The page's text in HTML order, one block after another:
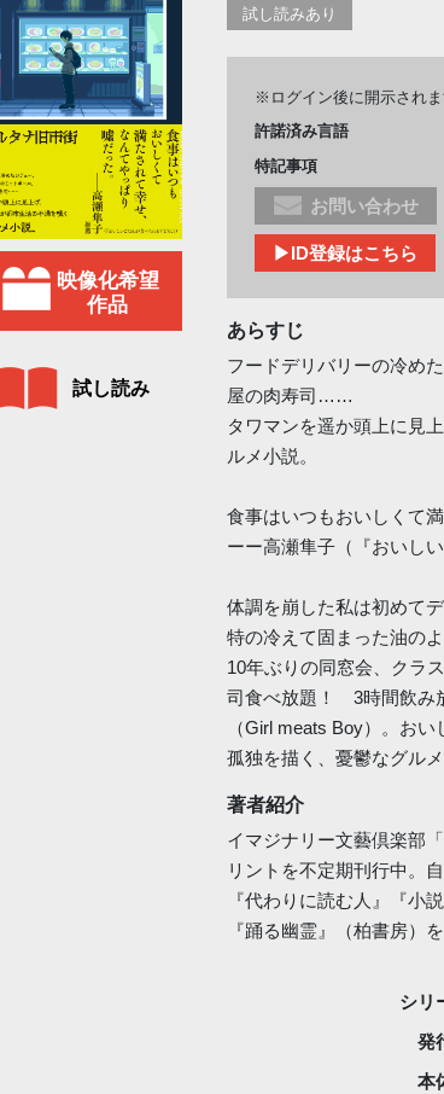
映像化希望
作品
試し読み
試し読みあり
※ログイン後に開示され
許諾済み言語
特記事項
お問い合わせ
▶ID登録はこちら
あらすじ
フードデリバリーの冷め
屋の肉寿司……
タワマンを遥か頭上に見
ルメ小説。
食事はいつもおいしくて
ーー高瀬隼子（『おいし
体調を崩した私は初めて
特の冷えて固まった油の
10年ぶりの同窓会、クラ
司食べ放題！ 3時間飲み
（Girl meats Boy）。お
孤独を描く、憂鬱なグル
著者紹介
イマジナリー文藝倶楽部
リントを不定期刊行中。
『代わりに読む人』『小
『踊る幽霊』（柏書房）
シリ
発
本